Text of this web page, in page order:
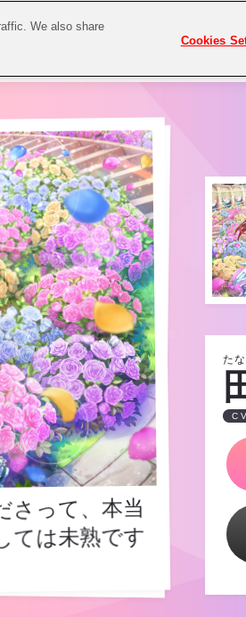
さって、本当
ては未熟です
さって、本当
ては未熟です
た
CV
We also share
Cookies